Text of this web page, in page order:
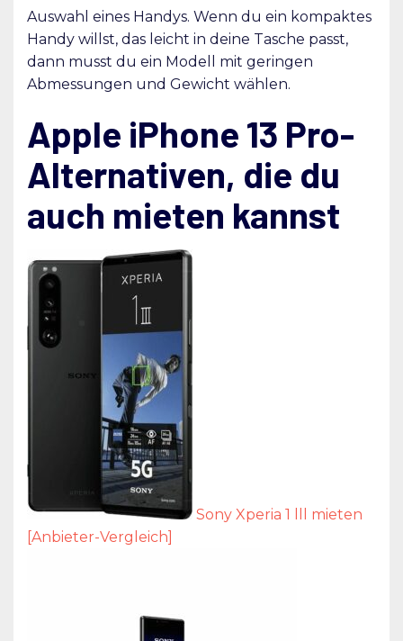
Auswahl eines Handys. Wenn du ein kompaktes
Handy willst, das leicht in deine Tasche passt,
dann musst du ein Modell mit geringen
Abmessungen und Gewicht wählen.
Apple iPhone 13 Pro-
Alternativen, die du
auch mieten kannst
Sony Xperia 1 lll mieten
[Anbieter-Vergleich]